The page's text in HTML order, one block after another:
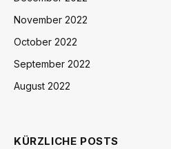
November 2022
October 2022
September 2022
August 2022
KÜRZLICHE POSTS